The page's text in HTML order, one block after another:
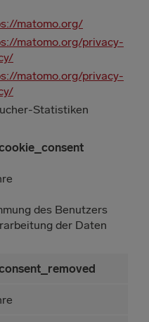
matomo.org/
matomo.org/privacy-
matomo.org/privacy-
Statistiken
des Benutzers
der Daten